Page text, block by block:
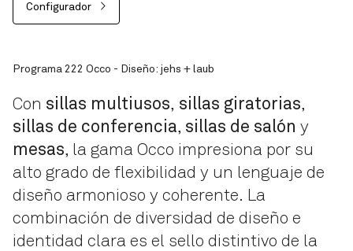
Configurador
Programa 222 Occo - Diseño: jehs + laub
Con sillas multiusos, sillas giratorias,
sillas de conferencia, sillas de salón y
mesas, la gama Occo impresiona por su
alto grado de flexibilidad y un lenguaje de
diseño armonioso y coherente. La
combinación de diversidad de diseño e
identidad clara es el sello distintivo de la